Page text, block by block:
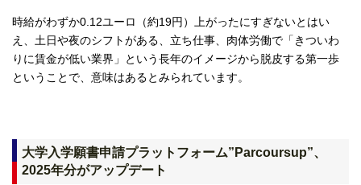
時給がわずか0.12ユーロ（約19円）上がったにすぎないとはい
え、土日や夜のシフトがある、立ち仕事、肉体労働で「きついわ
りに賃金が低い業界」という長年のイメージから脱皮する第一歩
ということで、意味はあるとみられています。
大学入学願書申請プラットフォーム”Parcoursup”、
2025年分がアップデート